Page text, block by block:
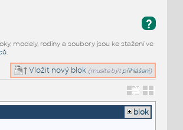
?
modely, rodiny a soubory jsou ke stažení ve
.
Vložit nový blok (musíte být přihlášeni)
blok